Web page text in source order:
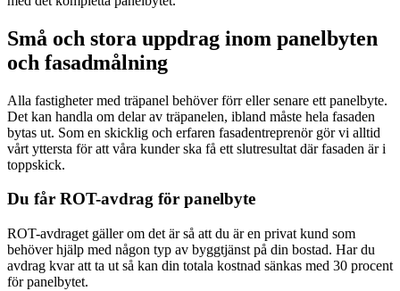
Små och stora uppdrag inom panelbyten
och fasadmålning
Alla fastigheter med träpanel behöver förr eller senare ett panelbyte.
Det kan handla om delar av träpanelen, ibland måste hela fasaden
bytas ut. Som en skicklig och erfaren fasadentreprenör gör vi alltid
vårt yttersta för att våra kunder ska få ett slutresultat där fasaden är i
toppskick.
Du får ROT-avdrag för panelbyte
ROT-avdraget gäller om det är så att du är en privat kund som
behöver hjälp med någon typ av byggtjänst på din bostad. Har du
avdrag kvar att ta ut så kan din totala kostnad sänkas med 30 procent
för panelbytet.